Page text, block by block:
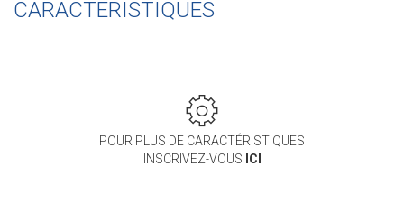
CARACTERISTIQUES
POUR PLUS DE CARACTÉRISTIQUES
INSCRIVEZ-VOUS ICI